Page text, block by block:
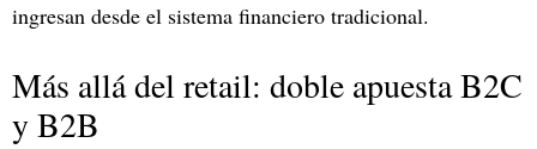
ingresan desde el sistema financiero tradicional.
Más allá del retail: doble apuesta B2C
y B2B